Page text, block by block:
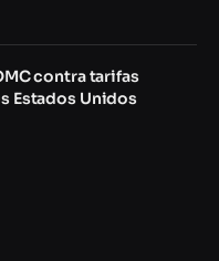
contra tarifas
Estados Unidos